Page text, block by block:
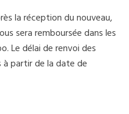
la réception du nouveau,
sera remboursée dans les
Le délai de renvoi des
à partir de la date de